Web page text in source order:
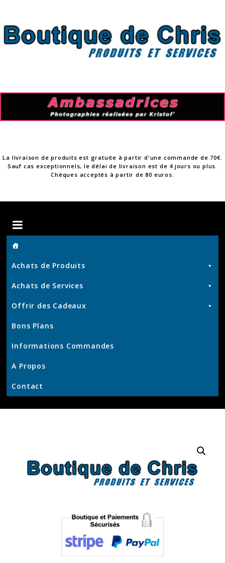
content
La livraison de produits est gratuite à partir d'une commande de 70€.
Sauf cas exceptionnels, le délai de livraison est de 4 jours ou plus.
Chèques acceptés à partir de 80 euros.
Boutique
de
Chris
Produits
et
Services
KrisWeb
–
Kristof'
–
Achats de Produits
Achats de Services
Offrir des Cadeaux
Bons Plans
Informations Commandes
A Propos
Contact